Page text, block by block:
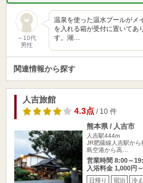
～10代
男性
温泉を使った温水プールがメ
を入れる箱が受付に置いてあ
す。湖…
関連情報から探す
人吉旅館
4.3点/ 10 件
熊本県 / 人吉市
人吉駅444m
JR肥薩線人吉駅か
島空港から高…
営業時間 8:00～
入浴料金 1,000円～
日帰り 宿泊 冷